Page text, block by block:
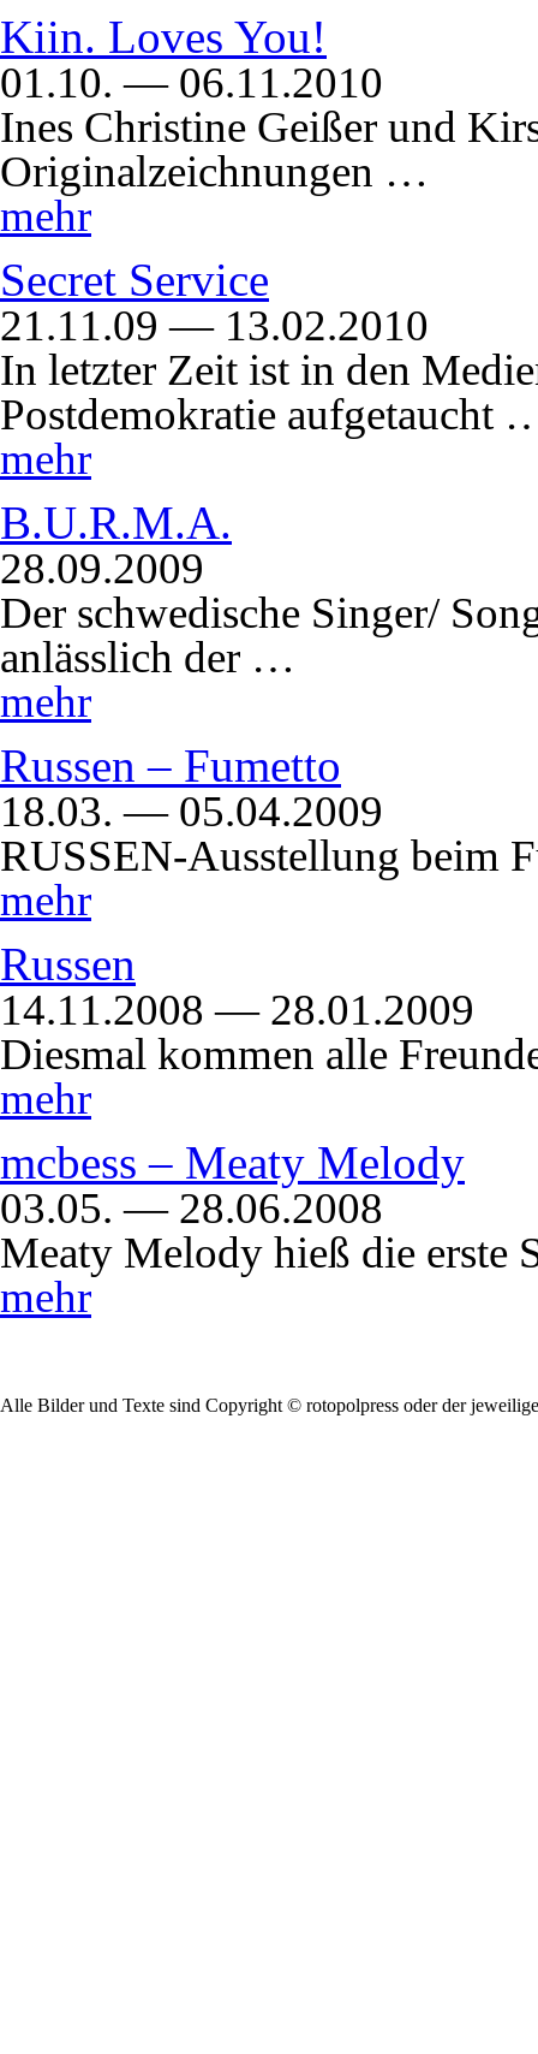
Kiin. Loves You!
01.10. — 06.11.2010
Ines Christine Geißer und
Originalzeichnungen …
mehr
Secret Service
21.11.09 — 13.02.2010
In letzter Zeit ist in den
Postdemokratie aufgetaucht
mehr
B.U.R.M.A.
28.09.2009
Der schwedische Singer/
anlässlich der …
mehr
Russen – Fumetto
18.03. — 05.04.2009
RUSSEN-Ausstellung beim
mehr
Russen
14.11.2008 — 28.01.2009
Diesmal kommen alle
mehr
mcbess – Meaty Melody
03.05. — 28.06.2008
Meaty Melody hieß die erste
mehr
Alle Bilder und Texte sind Copyright © rotopolpress oder der